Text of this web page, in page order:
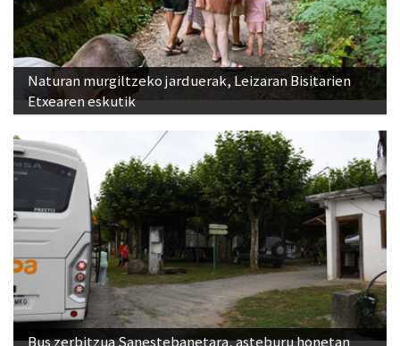
Naturan murgiltzeko jarduerak, Leizaran Bisitarien
Etxearen eskutik
Bus zerbitzua Sanestebanetara, asteburu honetan